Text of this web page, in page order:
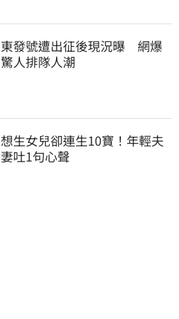
東發號遭出征後現況曝　網爆
驚人排隊人潮
想生女兒卻連生10寶！年輕夫
妻吐1句心聲